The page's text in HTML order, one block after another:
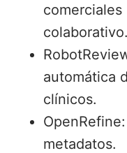
comerciales
automática
clínicos.
OpenRefine:
metadatos.